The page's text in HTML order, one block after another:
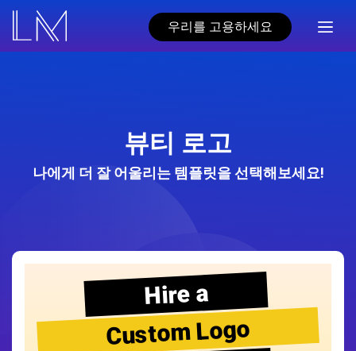
우리를 고용하세요
뷰티 로고
나에게 더 잘 어울리는 템플릿을 선택해보세요!
Hire a
Custom Logo